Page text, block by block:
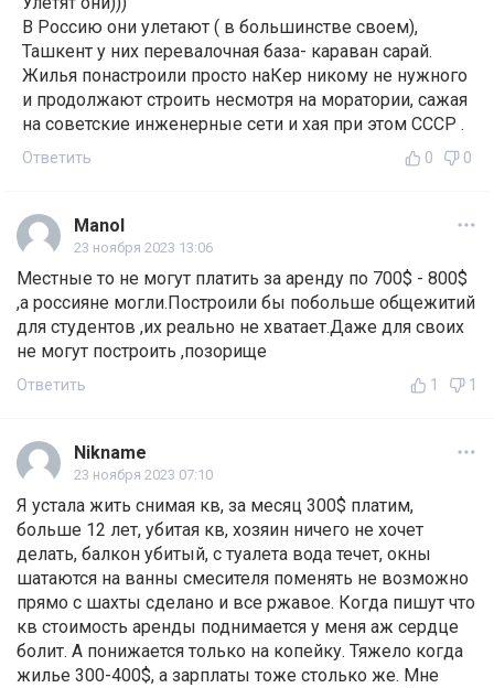
В Россию они улетают ( в большинстве своем),
Ташкент у них перевалочная база- караван сарай.
Жилья понастроили просто наКер никому не нужного
и продолжают строить несмотря на моратории, сажая
на советские инженерные сети и хая при этом СССР .
Ответить 0 0
Manol
23 ноября 2023 13:06
Местные то не могут платить за аренду по 700$ - 800$
,а россияне могли.Построили бы побольше общежитий
для студентов ,их реально не хватает.Даже для своих
не могут построить ,позорище
Ответить 1 1
Nikname
23 ноября 2023 07:10
Я устала жить снимая кв, за месяц 300$ платим,
больше 12 лет, убитая кв, хозяин ничего не хочет
делать, балкон убитый, с туалета вода течет, окны
шатаются на ванны смесителя поменять не возможно
прямо с шахты сделано и все ржавое. Когда пишут что
кв стоимость аренды поднимается у меня аж сердце
болит. А понижается только на копейку. Тяжело когда
жилье 300-400$, а зарплаты тоже столько же. Мне